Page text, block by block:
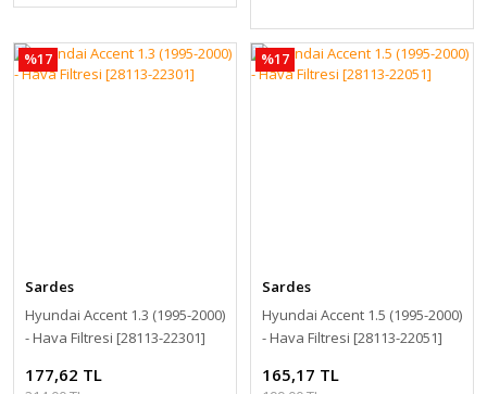
%17
Sardes
Hyundai Accent 1.3 (1995-2000)
- Hava Filtresi [28113-22301]
177,62 TL
%17
Sardes
Hyundai Accent 1.5 (1995-2000)
- Hava Filtresi [28113-22051]
165,17 TL